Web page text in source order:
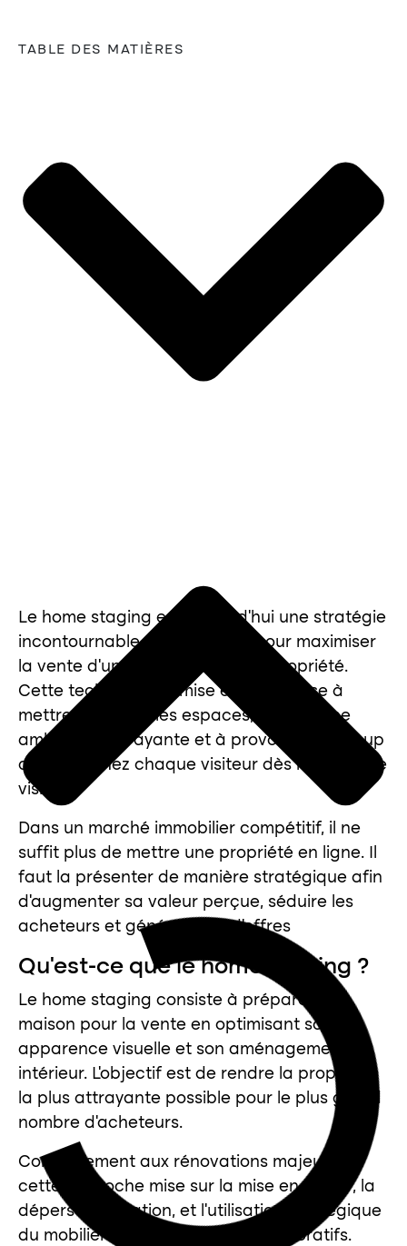
TABLE DES MATIÈRES
Le home staging est aujourd’hui une stratégie
incontournable en immobilier pour maximiser
la vente d’une maison ou d’une propriété.
Cette technique de mise en scène vise à
mettre en valeur les espaces, à créer une
ambiance attrayante et à provoquer un coup
de cœur chez chaque visiteur dès la première
visite.
Dans un marché immobilier compétitif, il ne
suffit plus de mettre une propriété en ligne. Il
faut la présenter de manière stratégique afin
d’augmenter sa valeur perçue, séduire les
acheteurs et générer plus d’offres
Qu’est-ce que le home staging ?
Le home staging consiste à préparer une
maison pour la vente en optimisant son
apparence visuelle et son aménagement
intérieur. L’objectif est de rendre la propriété
la plus attrayante possible pour le plus grand
nombre d’acheteurs.
Contrairement aux rénovations majeures,
cette approche mise sur la mise en valeur, la
dépersonnalisation, et l’utilisation stratégique
du mobilier et des accessoires décoratifs.